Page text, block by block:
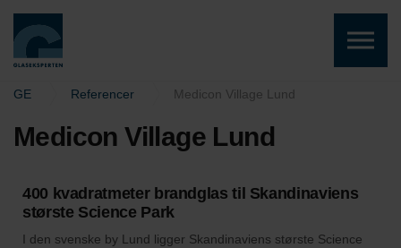
GE Referencer Medicon Village Lund
Medicon Village Lund
400 kvadratmeter brandglas til Skandinaviens
største Science Park
I den svenske by Lund ligger Skandinaviens største Science